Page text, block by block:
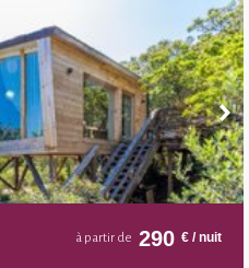
à partir de 290 € / nuit